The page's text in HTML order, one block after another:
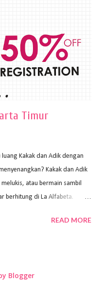
mempesona dan tentunya
teknik plakat, yaitu: Sapuan
menutupi seluruh bagian
Timur
Kakak dan Adik dengan
Kakak dan Adik
atau bermain sambil
berhitung di La Alfabeta.
fun, La Alfabeta
offline class lho! Cek
READ MORE
Blogger